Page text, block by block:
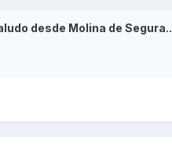
desde Molina de Segura..